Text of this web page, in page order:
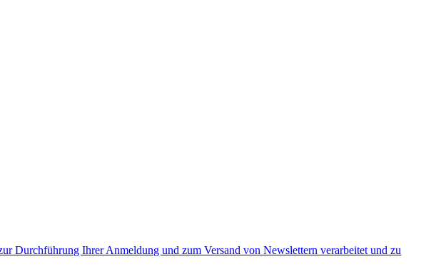
Durchführung Ihrer Anmeldung und zum Versand von Newslettern verarbeitet und zu